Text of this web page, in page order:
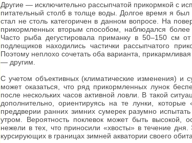
Другие — исключительно рассыпчатой прикормкой с
питательный столб в толще воды. Долгое время я был
стал не столь категоричен в данном вопросе. На
прикормленных вторым способом, наблюдался
Часто рыба дегустировала приманку в 50–150 см
подлещиков находились частички рассыпчатого
Поэтому неплохо сочетать оба варианта,
— другим.
С учетом объективных (климатические изменения) и
может оказаться, что ряд прикормленных лунок
после нескольких часов активной ловли. В такой
дополнительно, ориентируясь на те лунки,
преддверии ранних зимних сумерек разумно
утром. Вероятность поклевок может быть высокой,
нежели в тех, что приносили «хвосты» в течение
курсирующих в границах зимней акватории своего